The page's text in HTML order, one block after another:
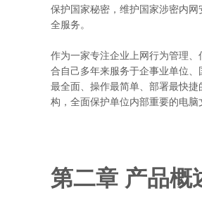
保护国家秘密，维护国家涉密内
全服务。
作为一家专注企业上网行为管理
合自己多年来服务于企事业单位
最全面、操作最简单、部署最快
构，全面保护单位内部重要的电脑
第二章 产品概